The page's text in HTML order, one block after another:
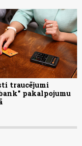
traucējumi
pakalpojumu